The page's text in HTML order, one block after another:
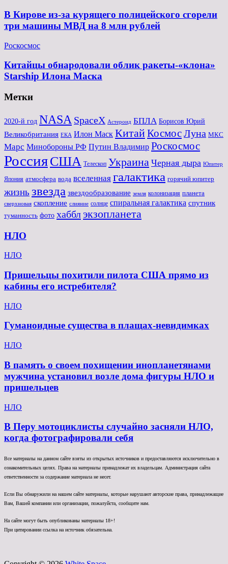
В Кирове из-за курящего полицейского сгорели
три машины МВД на 8 млн рублей
Роскосмос
Китайцы обнародовали облик ракеты-«клона»
Starship Илона Маска
Метки
2020-й год NASA SpaceX Астероид БПЛА Борисов Юрий
Великобритания ЕКА Илон Маск КитайКосмосЛуна МКС
Марс Минoбороны РФ Путин Владимир Роскосмос
РоссияСША Телескоп Украина Черная дыра Юпитер
Япония атмосфера вода вселенная галактика горячий юпитер
жизнь звезда звездообразование земля колонизация планета
сверхновая скопление слияние солнце спиральная галактика спутник
туманность фото хаббл экзопланета
НЛО
НЛО
Пришельцы похитили пилота США прямо из
кабины его истребителя?
НЛО
Гуманоидные существа в плащах-невидимках
НЛО
В память о своем похищении инопланетянами
мужчина установил возле дома фигуры НЛО и
пришельцев
НЛО
В Перу мотоциклисты случайно засняли НЛО,
когда фотографировали себя
Все материалы на данном сайте взяты из открытых источников и предоставляются исключительно в
ознакомительных целях. Права на материалы принадлежат их владельцам. Администрация сайта
ответственности за содержание материала не несет.
Если Вы обнаружили на нашем сайте материалы, которые нарушают авторские права, принадлежащие
Вам, Вашей компании или организации, пожалуйста, сообщите нам.
На сайте могут быть опубликованы материалы 18+!
При цитировании ссылка на источник обязательна.